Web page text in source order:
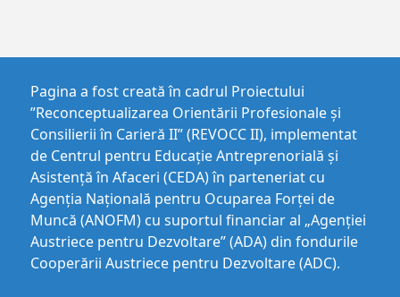
Pagina a fost creată în cadrul Proiectului
”Reconceptualizarea Orientării Profesionale și
Consilierii în Carieră II” (REVOCC II), implementat
de Centrul pentru Educaţie Antreprenorială şi
Asistenţă în Afaceri (CEDA) în parteneriat cu
Agenția Națională pentru Ocuparea Forței de
Muncă (ANOFM) cu suportul financiar al „Agenției
Austriece pentru Dezvoltare” (ADA) din fondurile
Cooperării Austriece pentru Dezvoltare (ADC).